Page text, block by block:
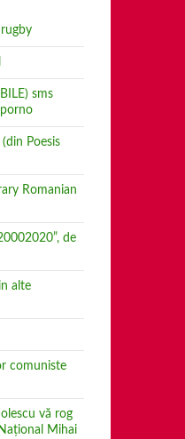
sms
Poesis
Romanian
de
alte
comuniste
vă rog
Mihai